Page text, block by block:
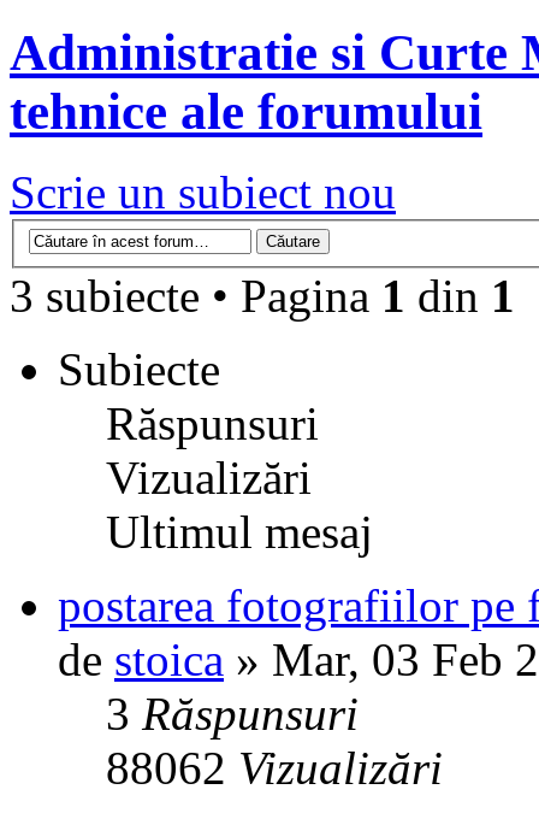
Administratie si Curte
tehnice ale forumului
Scrie un subiect nou
3 subiecte • Pagina 1 din 1
Subiecte
Răspunsuri
Vizualizări
Ultimul mesaj
postarea fotografiilor pe
de stoica » Mar, 03 Feb
3 Răspunsuri
88062 Vizualizări